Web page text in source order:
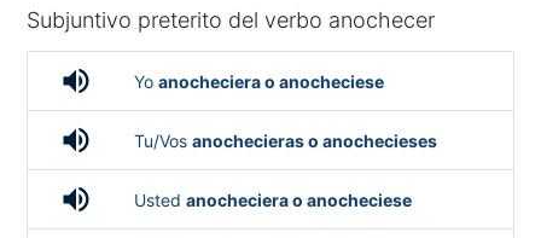
Subjuntivo preterito del verbo anochecer
volume_up Yo anocheciera o anocheciese
volume_up Tu/Vos anochecieras o anochecieses
volume_up Usted anocheciera o anocheciese